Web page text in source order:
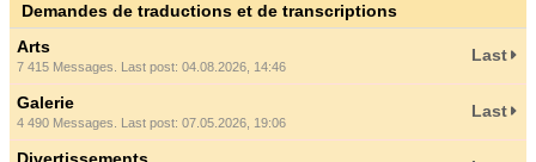
Demandes de traductions et de transcriptions
Arts
7 415 Messages. Last post: 04.08.2026, 14:46
Last
Galerie
4 490 Messages. Last post: 07.05.2026, 19:06
Last